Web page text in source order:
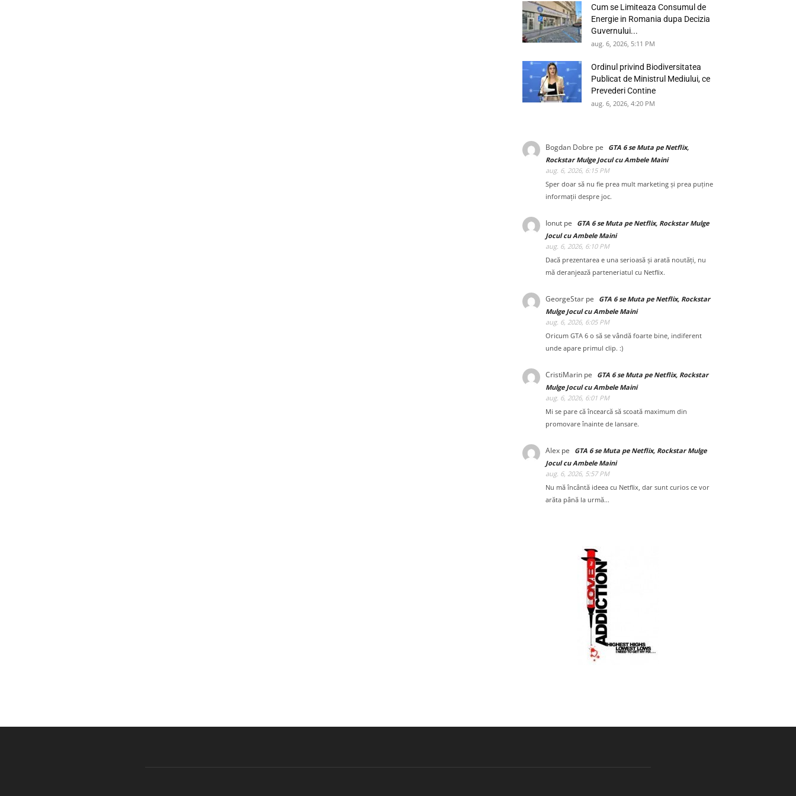
Cum se Limiteaza Consumul de
Energie in Romania dupa Decizia
Guvernului...
aug. 6, 2026, 5:11 PM
Ordinul privind Biodiversitatea
Publicat de Ministrul Mediului, ce
Prevederi Contine
aug. 6, 2026, 4:20 PM
Bogdan Dobre pe
GTA 6 se Muta pe Netflix,
Rockstar Mulge Jocul cu Ambele Maini
aug. 6, 2026, 6:15 PM
Sper doar să nu fie prea mult marketing și prea puține
informații despre joc.
Ionut pe
GTA 6 se Muta pe Netflix, Rockstar Mulge
Jocul cu Ambele Maini
aug. 6, 2026, 6:10 PM
Dacă prezentarea e una serioasă și arată noutăți, nu
mă deranjează parteneriatul cu Netflix.
GeorgeStar pe
GTA 6 se Muta pe Netflix, Rockstar
Mulge Jocul cu Ambele Maini
aug. 6, 2026, 6:05 PM
Oricum GTA 6 o să se vândă foarte bine, indiferent
unde apare primul clip. :)
CristiMarin pe
GTA 6 se Muta pe Netflix, Rockstar
Mulge Jocul cu Ambele Maini
aug. 6, 2026, 6:01 PM
Mi se pare că încearcă să scoată maximum din
promovare înainte de lansare.
Alex pe
GTA 6 se Muta pe Netflix, Rockstar Mulge
Jocul cu Ambele Maini
aug. 6, 2026, 5:57 PM
Nu mă încântă ideea cu Netflix, dar sunt curios ce vor
arăta până la urmă...